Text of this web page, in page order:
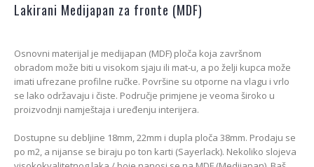
Lakirani Medijapan za fronte (MDF)
Osnovni materijal je medijapan (MDF) ploča koja završnom
obradom može biti u visokom sjaju ili mat-u, a po želji kupca može
imati ufrezane profilne ručke. Površine su otporne na vlagu i vrlo
se lako održavaju i čiste. Područje primjene je veoma široko u
proizvodnji namještaja i uređenju interijera.
Dostupne su debljine 18mm, 22mm i dupla ploča 38mm. Prodaju se
po m2, a nijanse se biraju po ton karti (Sayerlack). Nekoliko slojeva